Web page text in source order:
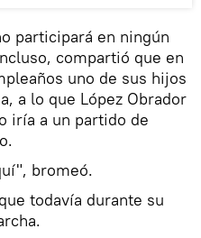
participará en ningún
compartió que en
uno de sus hijos
a lo que López Obrador
iría a un partido de
bromeó.
todavía durante su